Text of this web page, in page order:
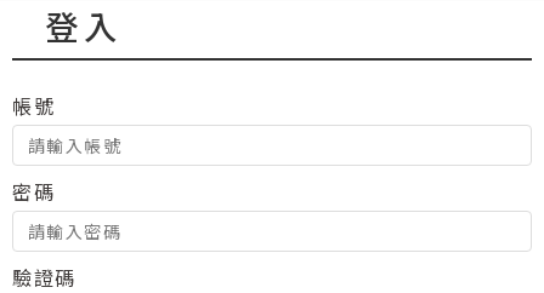
登入
帳號
密碼
驗證碼